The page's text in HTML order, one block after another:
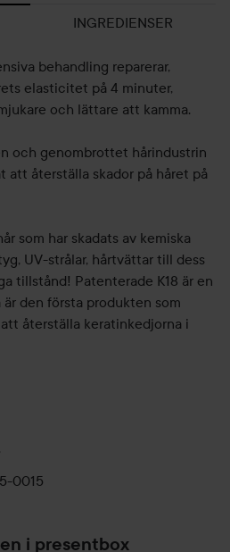
INGREDIENSER
behandling reparerar,
elasticitet på 4 minuter,
och lättare att kamma.
och genombrottet hårindustrin
att återställa skador på håret på
som har skadats av kemiska
UV-strålar, hårtvättar till dess
tillstånd! Patenterade K18 är en
den första produkten som
återställa keratinkedjorna i
starkt hår med flexibilitet som
ett djuprengörande shampoo
Mask och applicera mer efter
0015
i presentbox